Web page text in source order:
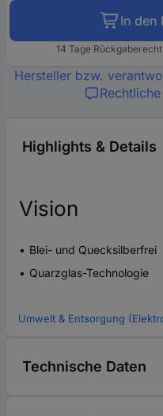
In den
14 Tage
Hersteller bzw.
Highlights & Details
Vision
Blei- und Quecksilberfrei
Quarzglas-Technologie
Umwelt & Entsorgung
Technische Daten